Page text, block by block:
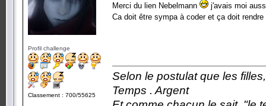
Profil challenge
Classement : 700/55625
Merci du lien Nebelmann
j'avais moi
Ca doit être sympa à coder et ça doit
Selon le postulat que les
Temps . Argent